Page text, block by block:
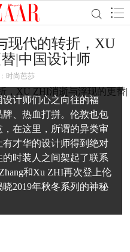
现代的转折，XU
|中国设计师
时尚芭莎
计师们心之向往的福
、热血打拼。伦敦也包
在这里，所谓的异类审
才华的设计师得到绝对
时装人之间架起了联系
和Xu ZHI再次登上伦
2019年秋冬系列的神秘